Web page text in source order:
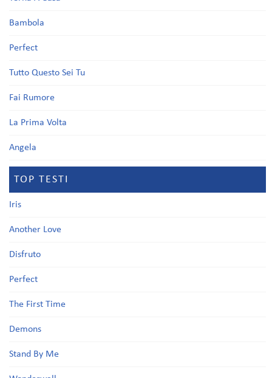
Bambola
Perfect
Tutto Questo Sei Tu
Fai Rumore
La Prima Volta
Angela
TOP TESTI
Iris
Another Love
Disfruto
Perfect
The First Time
Demons
Stand By Me